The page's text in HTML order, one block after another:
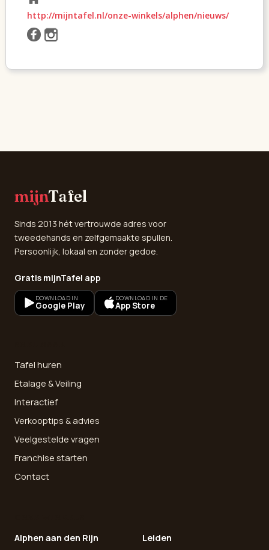
http://mijntafel.nl/onze-winkels/alphen/nieuws/
mijnTafel
Sinds 2013 hét vertrouwde adres voor
tweedehands en zelfgemaakte spullen.
Persoonlijk, lokaal en zonder gedoe.
Gratis mijnTafel app
DOWNLOAD IN
Google Play
DOWNLOAD IN DE
App Store
Tafel huren
Etalage & Veiling
Interactief
Verkooptips & advies
Veelgestelde vragen
Franchise starten
Contact
Alphen aan den Rijn Leiden